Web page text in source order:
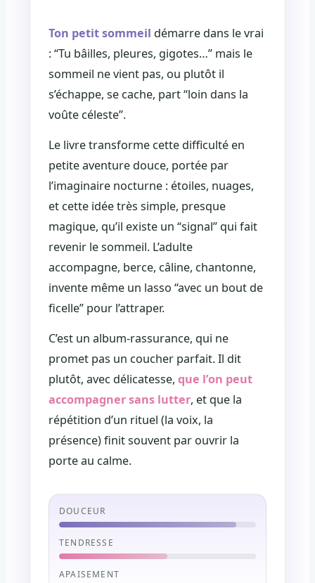
Ton petit sommeil démarre dans le vrai
: “Tu bâilles, pleures, gigotes…” mais le
sommeil ne vient pas, ou plutôt il
s’échappe, se cache, part “loin dans la
voûte céleste”.
Le livre transforme cette difficulté en
petite aventure douce, portée par
l’imaginaire nocturne : étoiles, nuages,
et cette idée très simple, presque
magique, qu’il existe un “signal” qui fait
revenir le sommeil. L’adulte
accompagne, berce, câline, chantonne,
invente même un lasso “avec un bout de
ficelle” pour l’attraper.
C’est un album-rassurance, qui ne
promet pas un coucher parfait. Il dit
plutôt, avec délicatesse, que l’on peut
accompagner sans lutter, et que la
répétition d’un rituel (la voix, la
présence) finit souvent par ouvrir la
porte au calme.
DOUCEUR
TENDRESSE
APAISEMENT